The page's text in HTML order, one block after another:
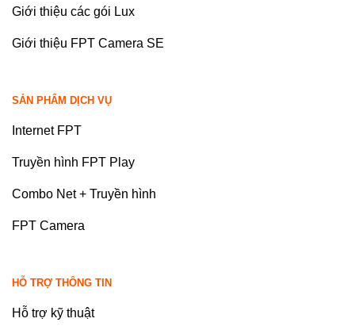
Giới thiệu các gói Lux
Giới thiệu FPT Camera SE
SẢN PHẨM DỊCH VỤ
Internet FPT
Truyền hình FPT Play
Combo Net + Truyền hình
FPT Camera
HỖ TRỢ THÔNG TIN
Hỗ trợ kỹ thuật